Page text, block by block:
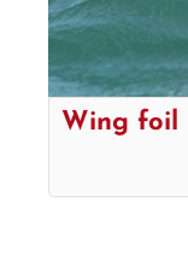
Wing foil